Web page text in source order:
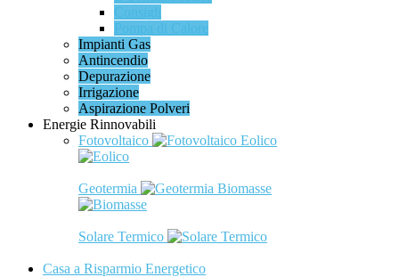
Impianti Gas
Antincendio
Depurazione
Irrigazione
Aspirazione Polveri
Energie Rinnovabili
Fotovoltaico
Eolico
Geotermia Biomasse
Solare Termico
Casa a Risparmio Energetico